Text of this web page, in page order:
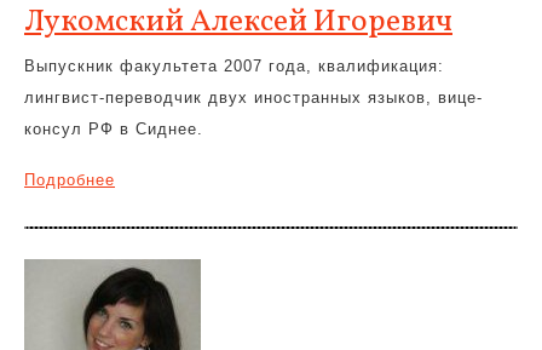
Лукомский Алексей Игоревич
Выпускник факультета 2007 года, квалификация:
лингвист-переводчик двух иностранных языков, вице-
консул РФ в Сиднее.
Подробнее